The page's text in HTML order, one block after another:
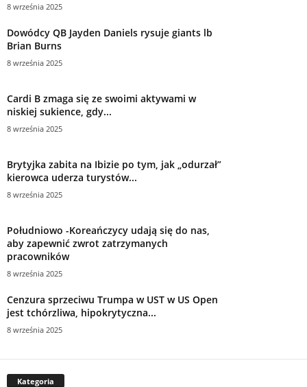
8 września 2025
Dowódcy QB Jayden Daniels rysuje giants lb
Brian Burns
8 września 2025
Cardi B zmaga się ze swoimi aktywami w
niskiej sukience, gdy...
8 września 2025
Brytyjka zabita na Ibizie po tym, jak „odurzał”
kierowca uderza turystów...
8 września 2025
Południowo -Koreańczycy udają się do nas,
aby zapewnić zwrot zatrzymanych
pracowników
8 września 2025
Cenzura sprzeciwu Trumpa w UST w US Open
jest tchórzliwa, hipokrytyczna...
8 września 2025
Kategoria